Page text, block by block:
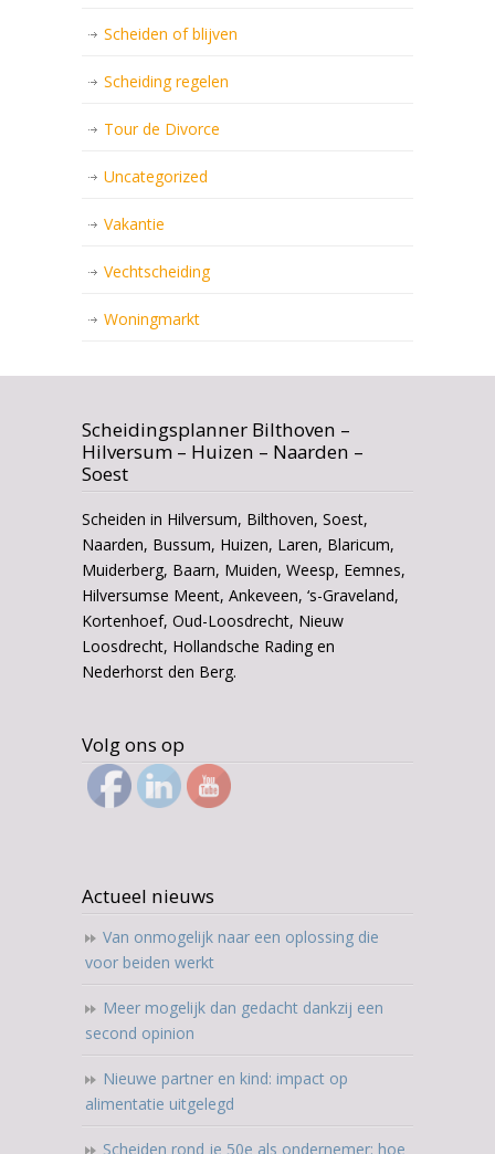
Scheiden of blijven
Scheiding regelen
Tour de Divorce
Uncategorized
Vakantie
Vechtscheiding
Woningmarkt
Scheidingsplanner Bilthoven –
Hilversum – Huizen – Naarden –
Soest
Scheiden in Hilversum, Bilthoven, Soest,
Naarden, Bussum, Huizen, Laren, Blaricum,
Muiderberg, Baarn, Muiden, Weesp, Eemnes,
Hilversumse Meent, Ankeveen, ‘s-Graveland,
Kortenhoef, Oud-Loosdrecht, Nieuw
Loosdrecht, Hollandsche Rading en
Nederhorst den Berg.
Volg ons op
Actueel nieuws
Van onmogelijk naar een oplossing die
voor beiden werkt
Meer mogelijk dan gedacht dankzij een
second opinion
Nieuwe partner en kind: impact op
alimentatie uitgelegd
Scheiden rond je 50e als ondernemer: hoe